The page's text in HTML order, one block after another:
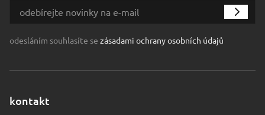
odesláním souhlasíte se zásadami ochrany osobních údajů
kontakt